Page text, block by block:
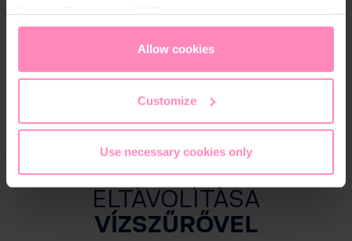
appropriate level of data protection. You canaccept all
only allow necessary cookies
access and change your chosen setting at any time in
Allow cookies
Customize
Use necessary cookies only
SZENNYEZŐDÉSEK
ELTÁVOLÍTÁSA
VÍZSZŰRŐVEL